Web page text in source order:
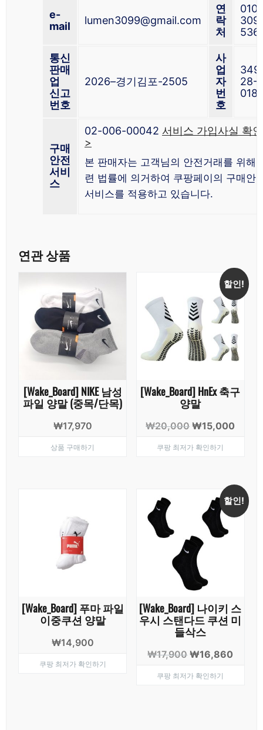
e-
mail
lumen3099@gmail.com
연
락
처
010-
통신
판매
업
신고
번호
2026–경기김포-2505
사
업
자
번
호
28-
구매
안전
서비
스
02-006-00042 서비스 가입사실 확인
>
본 판매자는 고객님의 안전거래를 위해
련 법률에 의거하여 쿠팡페이의 구매안
서비스를 적용하고 있습니다.
연관 상품
[Wake_Board] NIKE 남성
파일 양말 (중목/단목)
₩17,970
상품 구매하기
할인!
[Wake_Board] HnEx 축구
양말
₩20,000 원
가
₩15,000
쿠팡 최저가 확인하기
[Wake_Board] 푸마 파일
이중쿠션 양말
₩14,900
쿠팡 최저가 확인하기
할인!
[Wake_Board] 나이키 스
우시 스탠다드 쿠션 미
들삭스
₩17,900 원
가
₩16,860
쿠팡 최저가 확인하기